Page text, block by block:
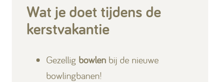
Wat je doet tijdens de
kerstvakantie
Gezellig bowlen bij de nieuwe
bowlingbanen!